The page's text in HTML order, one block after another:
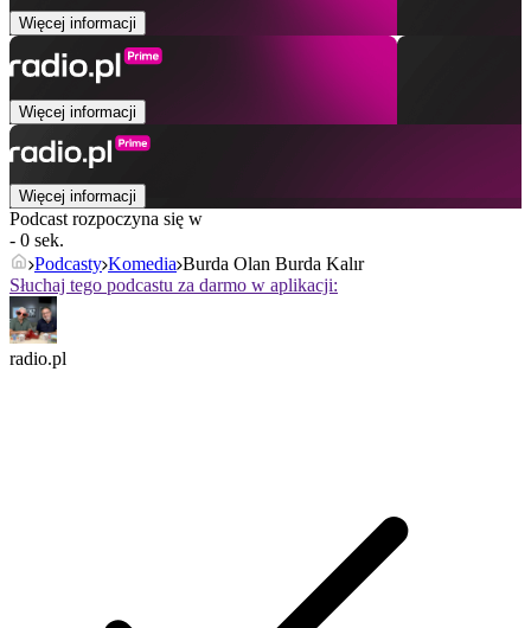
Więcej informacji
Więcej informacji
Więcej informacji
Podcast rozpoczyna się w
- 0 sek.
Podcasty Komedia Burda Olan Burda Kalır
Słuchaj tego podcastu za darmo w aplikacji:
radio.pl